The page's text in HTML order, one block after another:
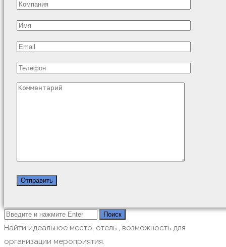
Найти идеальное место, отель , возможность для
организации мероприятия.